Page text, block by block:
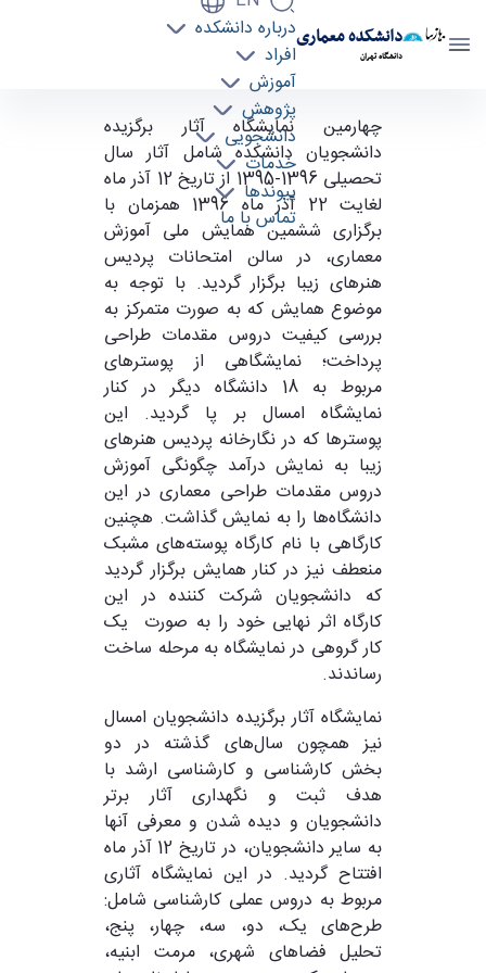
دانشکده معماری
دانشگاه تهران
درباره دانشکده
افراد
آموزش
پژوهش
دانشجویی
خدمات
پیوندها
تماس با ما
دانشکده معماری arch
چهارمین نمایشگاه آثار برگزیده
دانشجویان دانشکده شامل آثار سال
تحصیلی 1396-1395 از تاریخ 12 آذر ماه
لغایت 22 آذر ماه 1396 همزمان با
برگزاری ششمین همایش ملی آموزش
معماری، در سالن‌ امتحانات پردیس
هنرهای زیبا برگزار گردید. با توجه به
موضوع همایش که به صورت متمرکز به
بررسی کیفیت دروس مقدمات طراحی
پرداخت؛ نمایشگاهی از پوستر‌های
مربوط به 18 دانشگاه دیگر در کنار
نمایشگاه امسال بر پا گردید. این
پوستر‌ها که در نگارخانه پردیس هنرهای
زیبا به نمایش درآمد چگونگی آموزش
دروس مقدمات طراحی معماری در این
دانشگاه‌ها را به نمایش گذاشت. هچنین
کارگاهی با نام کارگاه پوسته‌های مشبک
منعطف نیز در کنار همایش برگزار گردید
که دانشجویان شرکت کننده در این
کارگاه اثر نهایی خود را به صورت یک
کار گروهی در نمایشگاه به مرحله ساخت
رساندند.
نمایشگاه آثار برگزیده دانشجویان امسال
نیز همچون سال‌های گذشته در دو
بخش کارشناسی و کارشناسی ارشد با
هدف ثبت و نگهداری آثار برتر
دانشجویان و دیده شدن و معرفی آنها
به سایر دانشجویان، در تاریخ 12 آذر ماه
افتتاح گردید. در این نمایشگاه آثاری
مربوط به دروس عملی کارشناسی شامل:
طرح‌های یک، دو، سه، چهار، پنج،
تحلیل فضاهای شهری، مرمت ابنیه،